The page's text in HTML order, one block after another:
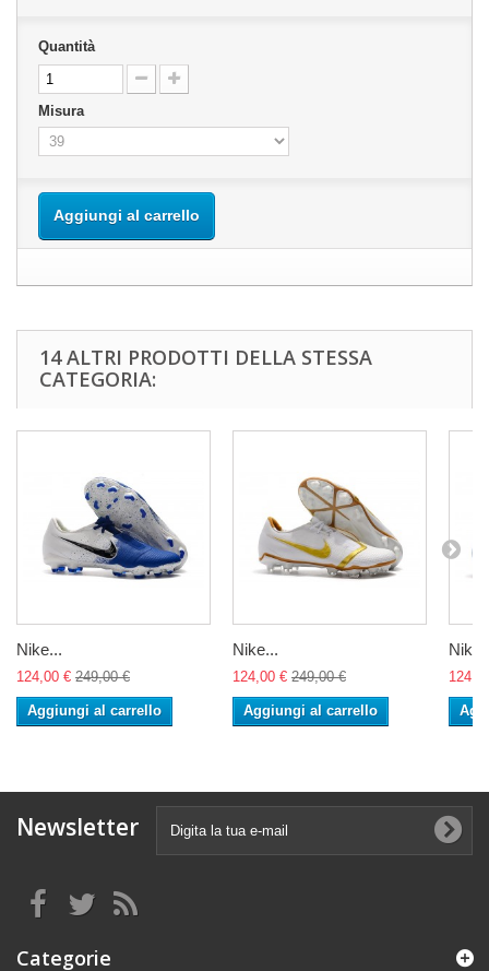
Quantità
Misura
Aggiungi al carrello
14 ALTRI PRODOTTI DELLA STESSA
CATEGORIA:
Nike...
124,00 € 249,00 €
Aggiungi al carrello
Nike...
124,00 € 249,00 €
Aggiungi al carrello
Newsletter
Categorie